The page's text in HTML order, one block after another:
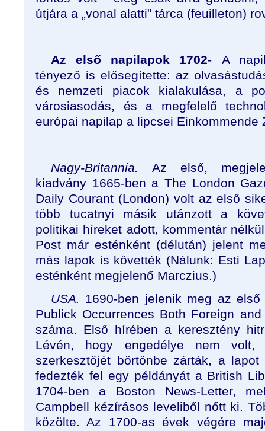
útjára a „vonal alatti" tárca (feuilleton)
Az első napilapok 1702- A
tényező is elősegítette: az
és nemzeti piacok kialakulása, a
városiasodás, és a megfelelő
európai napilap a lipcsei Einkommende
Nagy-Britannia. Az első,
kiadvány 1665-ben a The London
Daily Courant (London) volt az első
több tucatnyi másik utánzott a
politikai híreket adott, kommentár
Post már esténként (délután) jelent
más lapok is követték (Nálunk: Esti
esténként megjelenő Marczius.)
USA. 1690-ben jelenik meg az
Publick Occurrences Both Foreign
száma. Első hírében a keresztény
Lévén, hogy engedélye nem volt,
szerkesztőjét börtönbe zárták, a
fedezték fel egy példányát a British
1704-ben a Boston News-Letter,
Campbell kézírásos leveliből nőtt ki.
közölte. Az 1700-as évek végére